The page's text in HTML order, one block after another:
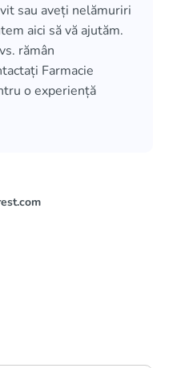
sau aveți nelămuriri
aici să vă ajutăm.
rămân
Farmacie
o experiență